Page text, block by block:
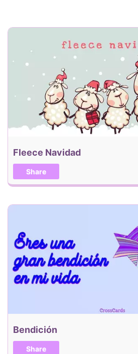
Fleece Navidad
Share
Bendición
Share